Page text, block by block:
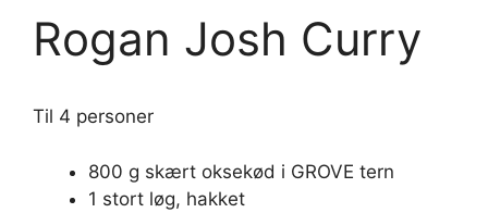
Rogan Josh Curry
Til 4 personer
800 g skært oksekød i GROVE tern
1 stort løg, hakket